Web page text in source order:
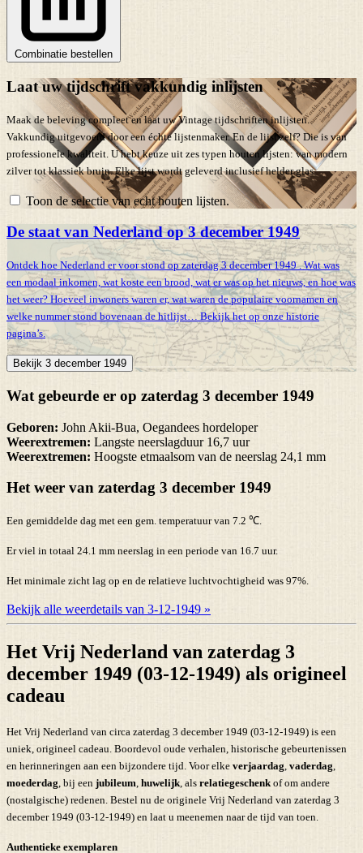
Combinatie bestellen
Laat uw tijdschrift vakkundig inlijsten
Maak de beleving compleet en laat uw Vintage tijdschriften inlijsten.
Vakkundig uitgevoerd door een échte lijstenmaker. En de lijst zelf? Die is van
professionele kwaliteit. U hebt keuze uit zes typen houten lijsten: van modern
zilver tot klassiek bruin. Elke lijst wordt geleverd inclusief helder glas.
Toon de selectie van echt houten lijsten.
De staat van Nederland op 3 december 1949
Ontdek hoe Nederland er voor stond op zaterdag 3 december 1949 . Wat was
een modaal inkomen, wat koste een brood, wat er was op het nieuws, en hoe was
het weer? Hoeveel inwoners waren er, wat waren de populaire voornamen en
welke nummer stond bovenaan de hitlijst… Bekijk het op onze historie
pagina’s.
Bekijk 3 december 1949
Wat gebeurde er op zaterdag 3 december 1949
Geboren: John Akii-Bua, Oegandees hordeloper
Weerextremen: Langste neerslagduur 16,7 uur
Weerextremen: Hoogste etmaalsom van de neerslag 24,1 mm
Het weer van zaterdag 3 december 1949
Een gemiddelde dag met een gem. temperatuur van 7.2 ℃.
Er viel in totaal 24.1 mm neerslag in een periode van 16.7 uur.
Het minimale zicht lag op en de relatieve luchtvochtigheid was 97%.
Bekijk alle weerdetails van 3-12-1949 »
Het Vrij Nederland van zaterdag 3
december 1949 (03-12-1949) als origineel
cadeau
Het Vrij Nederland van circa zaterdag 3 december 1949 (03-12-1949) is een
uniek, origineel cadeau. Boordevol oude verhalen, historische gebeurtenissen
en herinneringen aan een bijzondere tijd. Voor elke verjaardag vaderdag
moederdag , bij een jubileum huwelijk , als relatiegeschenk of om andere
(nostalgische) redenen. Bestel nu de originele Vrij Nederland van zaterdag 3
december 1949 (03-12-1949) en laat u meenemen naar de tijd van toen.
Authentieke exemplaren